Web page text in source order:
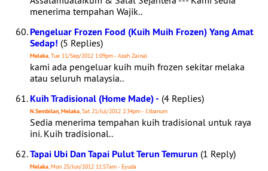
menerima tempahan Wajik..
Pengeluar Frozen Food (Kuih Muih Frozen) Yang Amat
Sedap! (5 Replies)
Melaka, Tue 11/Sep/2012 1:09pm - Azah Zainal
kami ada pengeluar kuih muih frozen sekitar melaka
atau seluruh malaysia..
Kuih Tradisional (Home Made) - (4 Replies)
N.Sembilan, Melaka, Sat 21/Jul/2012 2:34pm - Ctbanum
Sedia menerima tempahan kuih tradisional untuk raya
ini. Kuih tradisional..
Tapai Ubi Dan Tapai Pulut Terun Temurun (1 Reply)
Melaka, Mon 25/Jun/2012 11:57am - Eyuda